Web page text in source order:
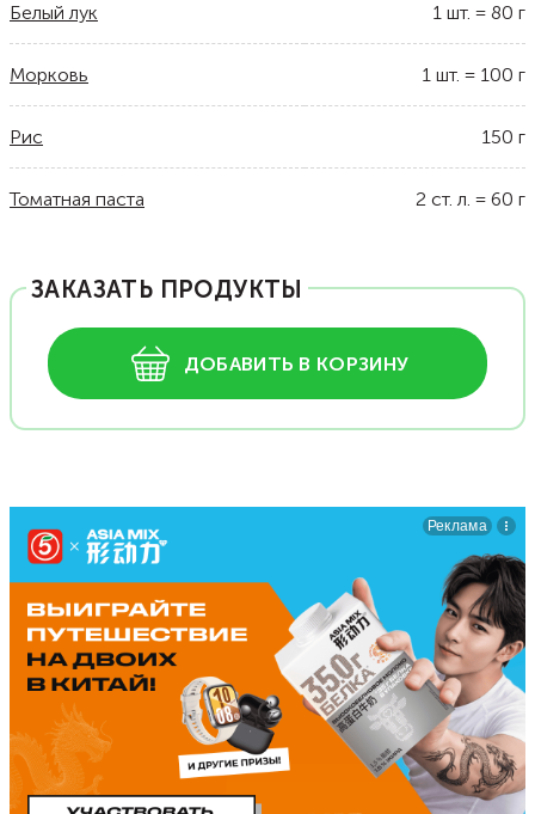
Белый лук 1 шт. = 80 г
Морковь 1 шт. = 100 г
Рис 150 г
Томатная паста 2 ст. л. = 60 г
ЗАКАЗАТЬ ПРОДУКТЫ
ДОБАВИТЬ В КОРЗИНУ